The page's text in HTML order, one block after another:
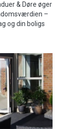
& Døre øger
–
og din boligs